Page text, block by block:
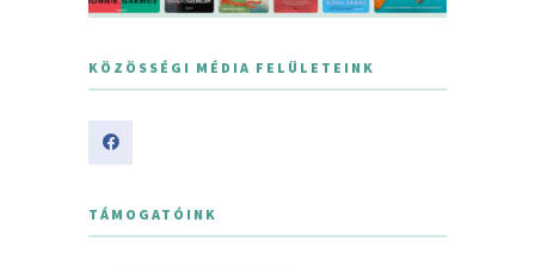
KÖZÖSSÉGI MÉDIA FELÜLETEINK
TÁMOGATÓINK